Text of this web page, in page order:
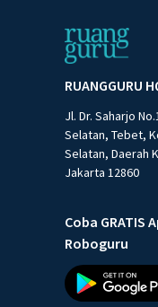
RUANGGURU
Jl. Dr. Saharjo
Selatan, Tebet,
Selatan, Daerah
Jakarta 12860
Coba GRATIS
Roboguru